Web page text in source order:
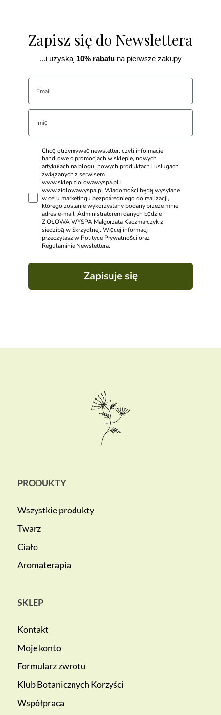
Zapisz się do Newslettera
...i uzyskaj10% rabatuna pierwsze zakupy
Chcę otrzymywać newsletter, czyli informacje
handlowe o promocjach w sklepie, nowych
artykułach na blogu, nowych produktach i usługach
związanych z serwisem
www.sklep.ziolowawyspa.pl i
www.ziolowawyspa.pl Wiadomości będą wysyłane
w celu marketingu bezpośredniego do realizacji,
którego zostanie wykorzystany podany przeze mnie
adres e-mail. Administratorem danych będzie
ZIOŁOWA WYSPA Małgorzata Kaczmarczyk z
siedzibą w Skrzydlnej. Więcej informacji
przeczytasz w Polityce Prywatności oraz
Regulaminie Newslettera.
Zapisuje się
PRODUKTY
Wszystkie produkty
Twarz
Ciało
Aromaterapia
SKLEP
Kontakt
Moje konto
Formularz zwrotu
Klub Botanicznych Korzyści
Współpraca